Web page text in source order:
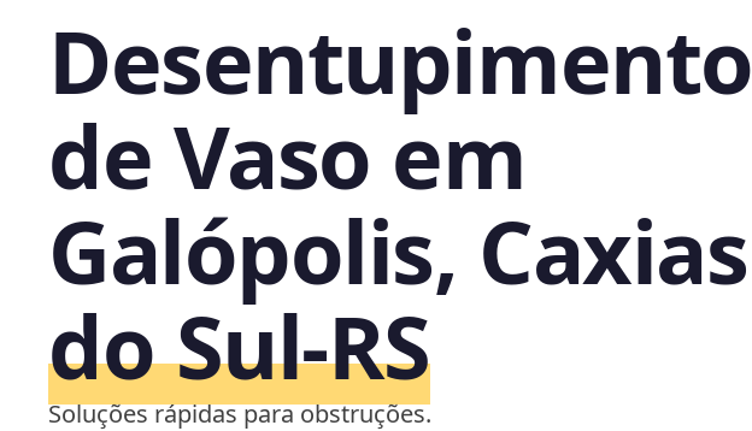
Desentupimento
de Vaso em
Galópolis, Caxias
do Sul‑RS
Soluções rápidas para obstruções.